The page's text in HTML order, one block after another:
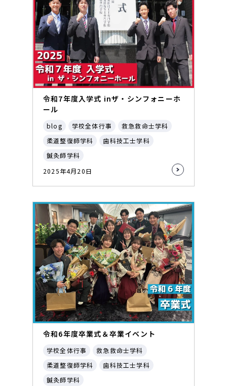
令和7年度入学式 inザ・シンフォニーホ
ール
blog 学校全体行事
救急救命士学科
柔道整復師学科
歯科技工士学科
鍼灸師学科
2025年4月20日
令和6年度卒業式＆卒業イベント
学校全体行事
救急救命士学科
柔道整復師学科
歯科技工士学科
鍼灸師学科